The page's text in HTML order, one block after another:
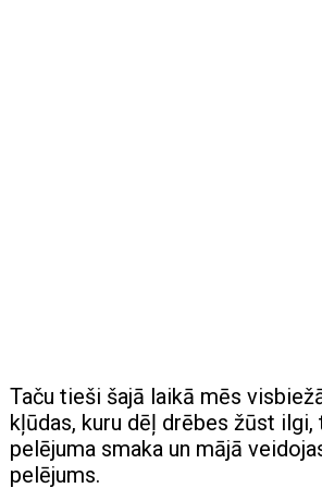
Taču tieši šajā laikā mēs
kļūdas, kuru dēļ drēbes žūst ilgi,
pelējuma smaka un mājā
pelējums.